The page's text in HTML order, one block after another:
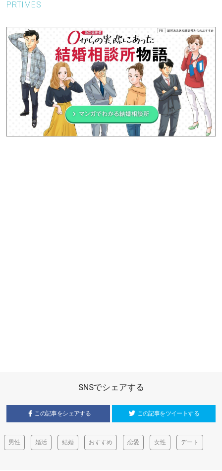
PRTIMES
SNSでシェアする
この記事をシェアする この記事をツイートする
男性 婚活 結婚 おすすめ 恋愛 女性 デート